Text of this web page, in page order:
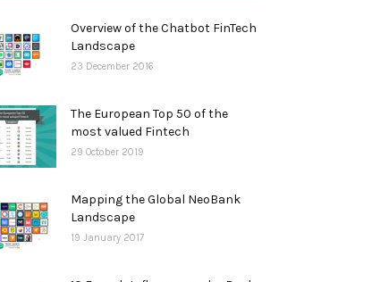
Overview of the Chatbot FinTech
Landscape
23 December 2016
The European Top 50 of the
most valued Fintech
29 October 2019
Mapping the Global NeoBank
Landscape
19 January 2017